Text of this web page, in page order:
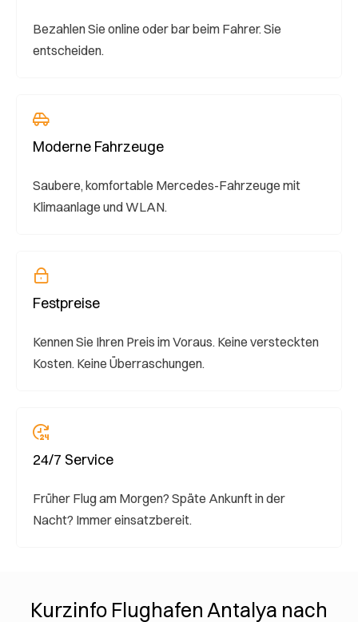
Bezahlen Sie online oder bar beim Fahrer. Sie
entscheiden.
Moderne Fahrzeuge
Saubere, komfortable Mercedes-Fahrzeuge mit
Klimaanlage und WLAN.
Festpreise
Kennen Sie Ihren Preis im Voraus. Keine versteckten
Kosten. Keine Überraschungen.
24/7 Service
Früher Flug am Morgen? Späte Ankunft in der
Nacht? Immer einsatzbereit.
Kurzinfo Flughafen Antalya nach